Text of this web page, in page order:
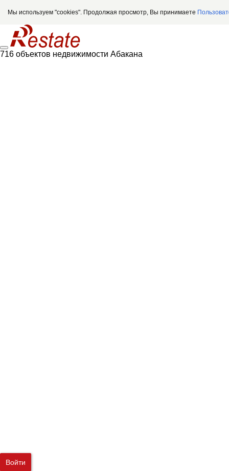
Мы используем "cookies". Продолжая просмотр, Вы принимаете
716 объектов недвижимости Абакана
Войти